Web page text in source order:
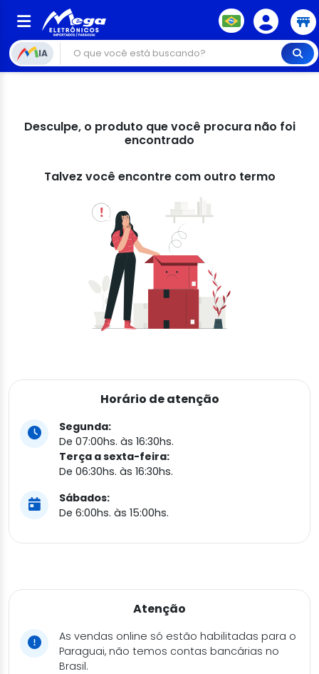
IA
Desculpe, o produto que você procura não foi
encontrado
Talvez você encontre com outro termo
Horário de atenção
Segunda:
De 07:00hs. às 16:30hs.
Terça a sexta-feira:
De 06:30hs. às 16:30hs.
Sábados:
De 6:00hs. às 15:00hs.
Atenção
As vendas online só estão habilitadas para o
Paraguai, não temos contas bancárias no
Brasil.